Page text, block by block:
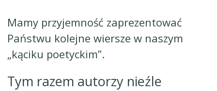
Mamy przyjemność zaprezentować
Państwu kolejne wiersze w naszym
„kąciku poetyckim”.
Tym razem autorzy nieźle